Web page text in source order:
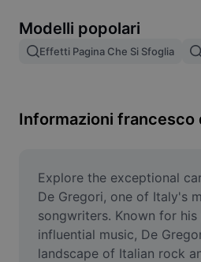
Unione di immagini
Ridimensiona l'immagine
Generatore di meme
AI Text Remover
AI People Remover
Modelli popolari
Effetti Pagina Che Si Sfoglia
Informazioni francesco
Explore the exceptional
De Gregori, one of Italy's
songwriters. Known for
influential music, De
landscape of Italian rock